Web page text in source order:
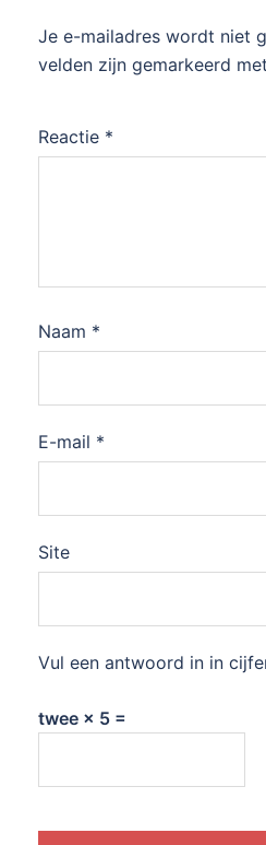
Je e-mailadres wordt niet
velden zijn gemarkeerd met
Reactie *
Naam *
E-mail *
Site
Vul een antwoord in in
twee × 5 =